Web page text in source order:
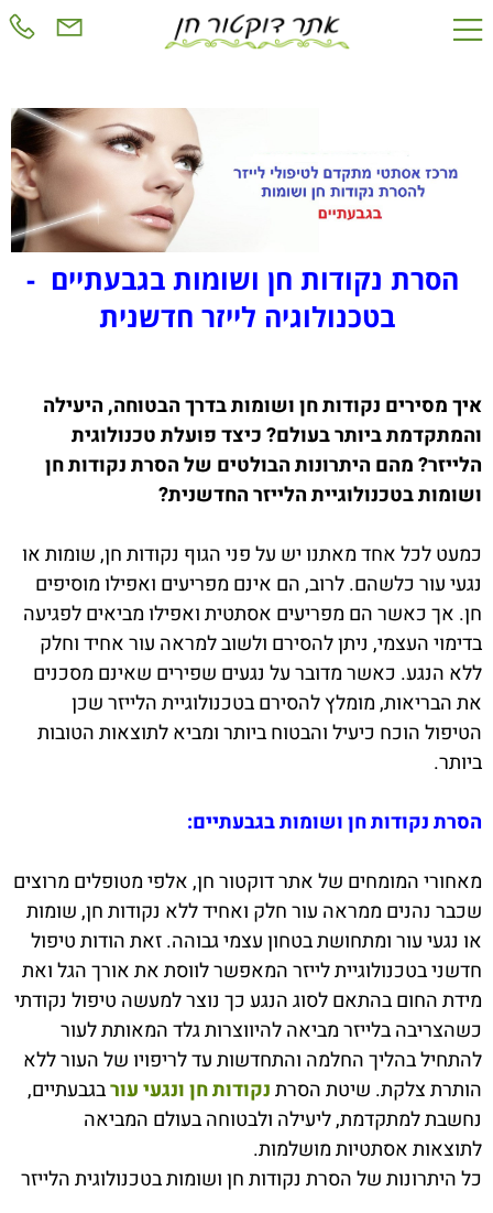
הסרת נקודות חן ושומות בגבעתיים -
בטכנולוגיה לייזר חדשנית
איך מסירים נקודות חן ושומות בדרך הבטוחה, היעילה
והמתקדמת ביותר בעולם? כיצד פועלת טכנולוגית
הלייזר? מהם היתרונות הבולטים של הסרת נקודות חן
ושומות בטכנולוגיית הלייזר החדשנית?
כמעט לכל אחד מאתנו יש על פני הגוף נקודות חן, שומות או
נגעי עור כלשהם. לרוב, הם אינם מפריעים ואפילו מוסיפים
חן. אך כאשר הם מפריעים אסתטית ואפילו מביאים לפגיעה
בדימוי העצמי, ניתן להסירם ולשוב למראה עור אחיד וחלק
ללא הנגע. כאשר מדובר על נגעים שפירים שאינם מסכנים
את הבריאות, מומלץ להסירם בטכנולוגיית הלייזר שכן
הטיפול הוכח כיעיל והבטוח ביותר ומביא לתוצאות הטובות
ביותר.
הסרת נקודות חן ושומות בגבעתיים:
מאחורי המומחים של אתר דוקטור חן, אלפי מטופלים מרוצים
שכבר נהנים ממראה עור חלק ואחיד ללא נקודות חן, שומות
או נגעי עור ומתחושת בטחון עצמי גבוהה. זאת הודות טיפול
חדשני בטכנולוגיית לייזר המאפשר לווסת את אורך הגל ואת
מידת החום בהתאם לסוג הנגע כך נוצר למעשה טיפול נקודתי
כשהצריבה בלייזר מביאה להיווצרות גלד המאותת לעור
להתחיל בהליך החלמה והתחדשות עד לריפויו של העור ללא
הותרת צלקת. שיטת הסרתנקודות חן ונגעי עורבגבעתיים,
נחשבת למתקדמת, ליעילה ולבטוחה בעולם המביאה
לתוצאות אסתטיות מושלמות.
כל היתרונות של הסרת נקודות חן ושומות בטכנולוגית הלייזר